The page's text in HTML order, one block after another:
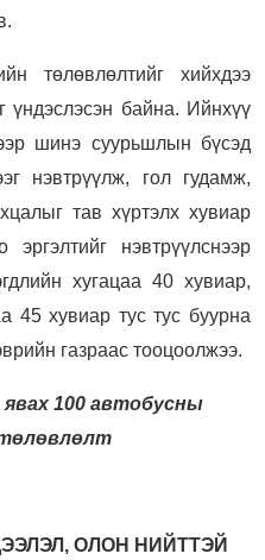
төлөвлөлтийг хийхдээ
үндэслэсэн байна. Ийнхүү
шинэ суурьшлын бүсэд
нэвтрүүлж, гол гудамж,
тав хүртэлх хувиар
нэвтрүүлснээр
хугацаа 40 хувиар,
45 хувиар тус тус буурна
газраас тооцоолжээ.
100 автобусны
ОЛОН НИЙТТЭЙ